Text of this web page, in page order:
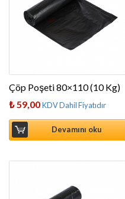
Çöp Poşeti 80×110 (10 Kg)
₺59,00KDV Dahil Fiyatıdır
Devamını oku